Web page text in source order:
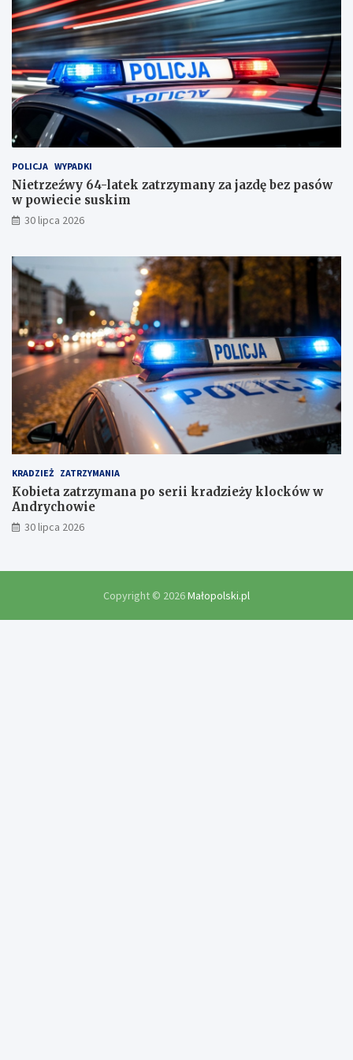
c
i
e
s
u
s
k
i
!
POLICJA WYPADKI
Nietrzeźwy 64-latek zatrzymany za jazdę bez pasów
w powiecie suskim
30 lipca 2026
KRADZIEŻ ZATRZYMANIA
Kobieta zatrzymana po serii kradzieży klocków w
Andrychowie
30 lipca 2026
Copyright © 2026Małopolski.pl